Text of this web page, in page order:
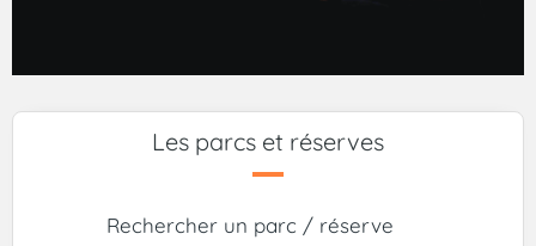
Les parcs et réserves
Rechercher un parc / réserve